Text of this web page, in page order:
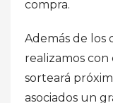
compra.
Además de los
realizamos con
sorteará
asociados un